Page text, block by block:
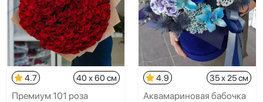
4.7 40 x 60 см
Премиум 101 роза
4.9 35 x 25 см
Аквамариновая бабочка